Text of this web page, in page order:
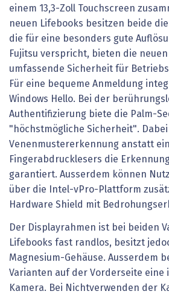
einem 13,3-Zoll Touchscreen
neuen Lifebooks besitzen beide
die für eine besonders gute
Fujitsu verspricht, bieten die
umfassende Sicherheit für
Für eine bequeme Anmeldung
Windows Hello. Bei der
Authentifizierung biete die Palm-
"höchstmögliche Sicherheit".
Venenmustererkennung anstatt
Fingerabdrucklesers die
garantiert. Ausserdem können
über die Intel-vPro-Plattform
Hardware Shield mit
Der Displayrahmen ist bei beiden
Lifebooks fast randlos, besitzt
Magnesium-Gehäuse. Ausserdem
Varianten auf der Vorderseite eine
Kamera. Bei Nichtverwenden der